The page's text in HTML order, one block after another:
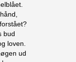
bud
loven.
ud